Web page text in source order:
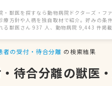
・獣医を探すなら動物病院ドクターズ・ファ
療方針や人柄を独自取材で紹介。好みの条
る獣医さん 937 人、動物病院 9,443 件掲
者の受付・待合分離 の検索結果
待合分離の獣医